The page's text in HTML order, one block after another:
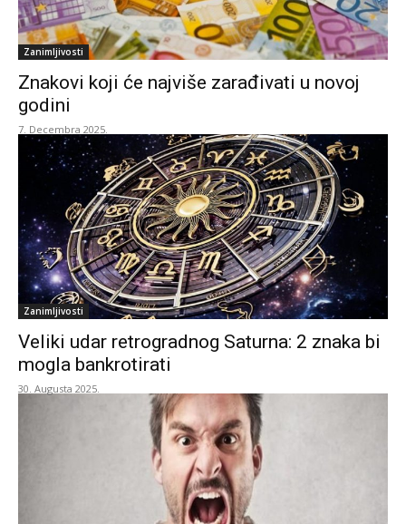
Zanimljivosti
Znakovi koji će najviše zarađivati u novoj
godini
7. Decembra 2025.
Zanimljivosti
Veliki udar retrogradnog Saturna: 2 znaka bi
mogla bankrotirati
30. Augusta 2025.